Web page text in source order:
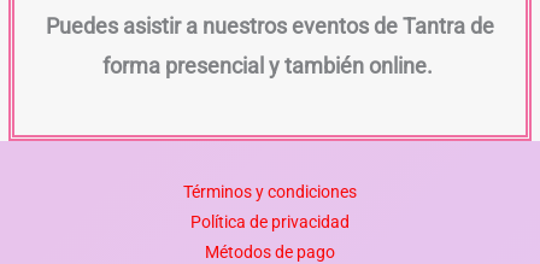
Puedes asistir a nuestros eventos de Tantra de
forma presencial y también online.
Términos y condiciones
Política de privacidad
Métodos de pago